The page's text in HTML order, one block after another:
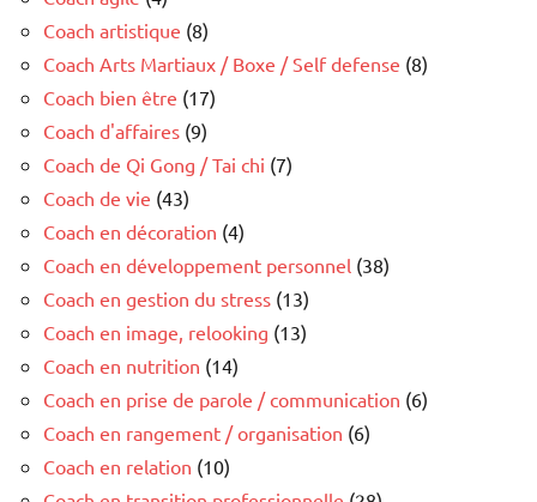
Coach artistique (8)
Coach Arts Martiaux / Boxe / Self defense (8)
Coach bien être (17)
Coach d'affaires (9)
Coach de Qi Gong / Tai chi (7)
Coach de vie (43)
Coach en décoration (4)
Coach en développement personnel (38)
Coach en gestion du stress (13)
Coach en image, relooking (13)
Coach en nutrition (14)
Coach en prise de parole / communication (6)
Coach en rangement / organisation (6)
Coach en relation (10)